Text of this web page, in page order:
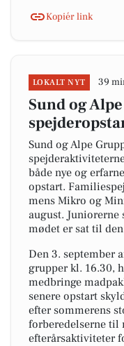
Kopiér link
LOKALT NYT 39
Sund og
Sund og Alpe
både nye og
opstart.
mens Mikro og
august. Juniorerne
mødet er sat til
Den 3. september
grupper kl. 16.30,
medbringe
senere opstart
efter sommerens
forberedelserne til
efterårsaktiviteter